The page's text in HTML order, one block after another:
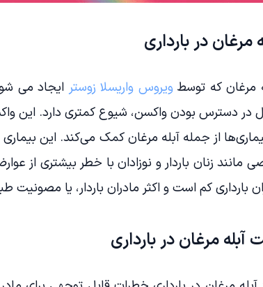
مرغان در بارداری
مرغان که توسطویروس واریسلا زوستر ایجاد می
در دسترس بودن واکسن، شیوع کمتری دارد. این
از جمله آبله مرغان کمک می‌کند. این
مانند زنان باردار و نوزادان با خطر بیشتری از
بارداری کم است و اکثر مادران باردار، یا مصونیت
آبله مرغان در بارداری